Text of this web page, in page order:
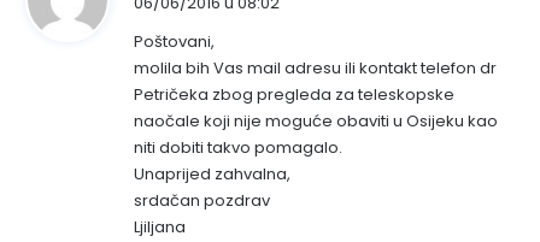
s
a
o
:
Poštovani,
molila bih Vas mail adresu ili kontakt telefon dr
Petričeka zbog pregleda za teleskopske
naočale koji nije moguće obaviti u Osijeku kao
niti dobiti takvo pomagalo.
Unaprijed zahvalna,
srdačan pozdrav
Ljiljana